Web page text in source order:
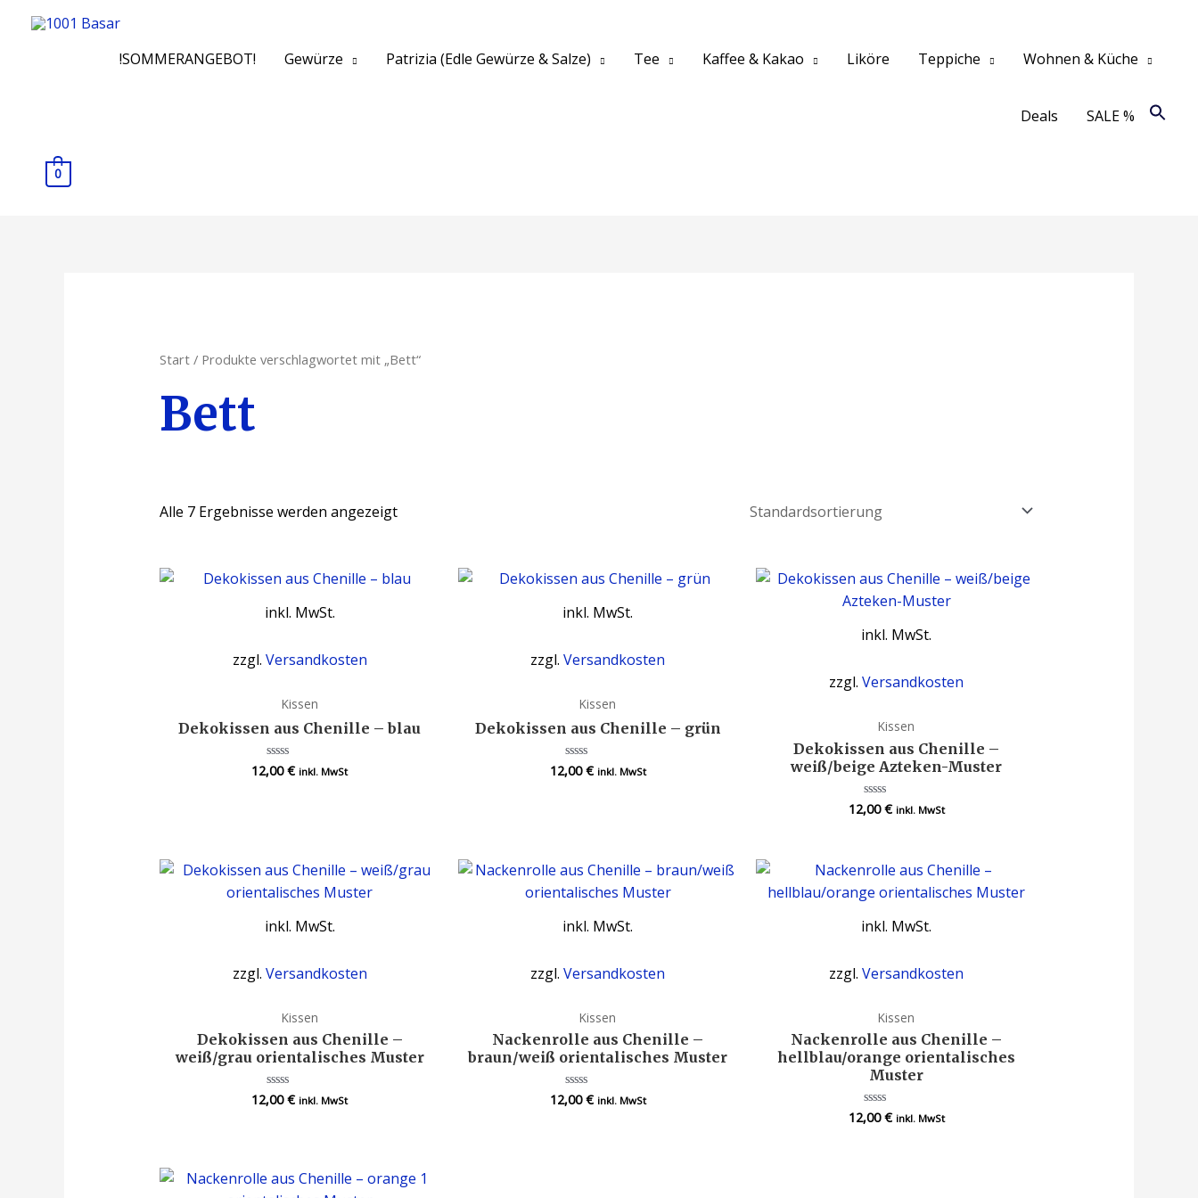
Inhalt
!SOMMERANGEBOT! Gewürze Patrizia (Edle Gewürze & Salze) Tee Kaffee & Kakao Liköre Teppiche Wohnen & Küche
Deals SALE %
0
Start/ Produkte verschlagwortet mit „Bett“
Bett
Alle 7 Ergebnisse werden angezeigt
inkl. MwSt.
zzgl. Versandkosten
Kissen
Dekokissen aus Chenille – blau
Bewertet
mit
12,00€ inkl. MwSt
inkl. MwSt.
zzgl.Versandkosten
Kissen
Dekokissen aus Chenille – grün
Bewertet
mit
12,00€ inkl. MwSt
inkl. MwSt.
zzgl.Versandkosten
Kissen
Dekokissen aus Chenille –
weiß/beige Azteken-Muster
Bewertet
mit
12,00€ inkl. MwSt
inkl. MwSt.
zzgl. Versandkosten
Kissen
Dekokissen aus Chenille –
weiß/grau orientalisches Muster
Bewertet
mit
12,00€ inkl. MwSt
inkl. MwSt.
zzgl.Versandkosten
Kissen
Nackenrolle aus Chenille –
braun/weiß orientalisches Muster
Bewertet
mit
12,00€ inkl. MwSt
inkl. MwSt.
zzgl.Versandkosten
Kissen
Nackenrolle aus Chenille –
hellblau/orange orientalisches
Muster
Bewertet
mit
12,00€ inkl. MwSt